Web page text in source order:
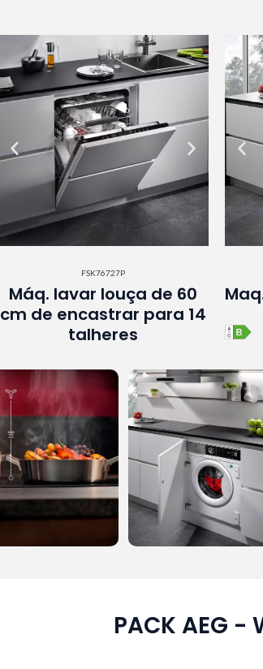
FSK76727P
Máq. lavar louça de 60
cm de encastrar para 14
talheres
PACK AEG -